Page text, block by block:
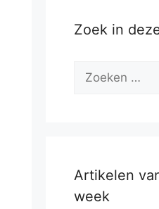
Zoek in
Zoek
Artikelen
week